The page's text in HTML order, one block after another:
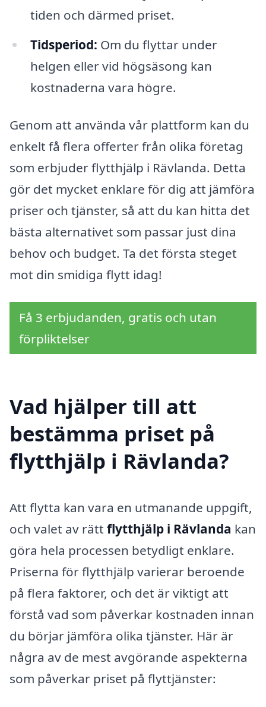
tiden och därmed priset.
Tidsperiod: Om du flyttar under
helgen eller vid högsäsong kan
kostnaderna vara högre.
Genom att använda vår plattform kan du
enkelt få flera offerter från olika företag
som erbjuder flytthjälp i Rävlanda. Detta
gör det mycket enklare för dig att jämföra
priser och tjänster, så att du kan hitta det
bästa alternativet som passar just dina
behov och budget. Ta det första steget
mot din smidiga flytt idag!
Få 3 erbjudanden, gratis och utan
förpliktelser
Vad hjälper till att
bestämma priset på
flytthjälp i Rävlanda?
Att flytta kan vara en utmanande uppgift,
och valet av rätt flytthjälp i Rävlanda kan
göra hela processen betydligt enklare.
Priserna för flytthjälp varierar beroende
på flera faktorer, och det är viktigt att
förstå vad som påverkar kostnaden innan
du börjar jämföra olika tjänster. Här är
några av de mest avgörande aspekterna
som påverkar priset på flyttjänster: